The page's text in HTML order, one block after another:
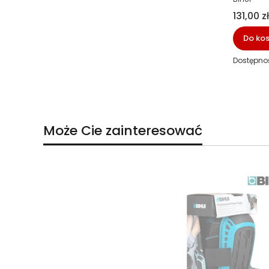
Cena
131,00 zł
Do
Może Cie zainteresować